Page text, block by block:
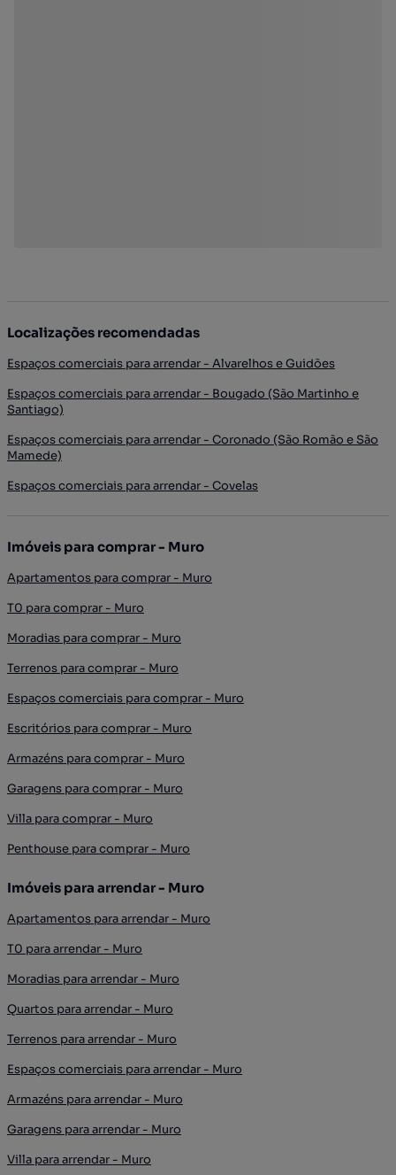
Localizações recomendadas
Espaços comerciais para arrendar - Alvarelhos e Guidões
Espaços comerciais para arrendar - Bougado (São Martinho e
Santiago)
Espaços comerciais para arrendar - Coronado (São Romão e São
Mamede)
Espaços comerciais para arrendar - Covelas
Imóveis para comprar - Muro
Apartamentos para comprar - Muro
T0 para comprar - Muro
Moradias para comprar - Muro
Terrenos para comprar - Muro
Espaços comerciais para comprar - Muro
Escritórios para comprar - Muro
Armazéns para comprar - Muro
Garagens para comprar - Muro
Villa para comprar - Muro
Penthouse para comprar - Muro
Imóveis para arrendar - Muro
Apartamentos para arrendar - Muro
T0 para arrendar - Muro
Moradias para arrendar - Muro
Quartos para arrendar - Muro
Terrenos para arrendar - Muro
Espaços comerciais para arrendar - Muro
Armazéns para arrendar - Muro
Garagens para arrendar - Muro
Villa para arrendar - Muro